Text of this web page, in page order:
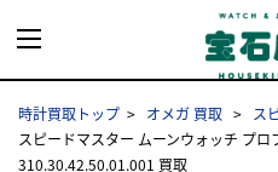
時計買取トップ オメガ 買取
ス
スピードマスター ムーンウォッチ プ
310.30.42.50.01.001 買取